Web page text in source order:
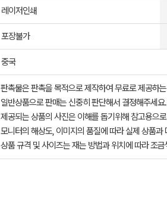
레이저인쇄
포장불가
중국
판촉물은 판촉을 목적으로 제작하여 무료로 제공하
일반상품으로 판매는 신중히 판단해서 결정해주세요.
제공되는 상품의 사진은 이해를 돕기위해 참고용으
모니터의 해상도, 이미지의 품질에 따라 실제 상품과
상품 규격 및 사이즈는 재는 방법과 위치에 따라 조